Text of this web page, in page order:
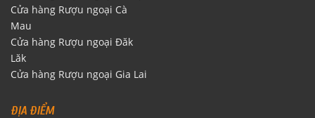
Cửa hàng Rượu Ngoại Đà Lạt
Cửa hàng Rượu ngoại Cà
Mau
Cửa hàng Rượu ngoại Đăk
Lăk